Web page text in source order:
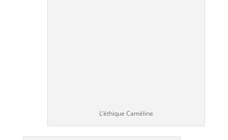
L’éthique Caméline